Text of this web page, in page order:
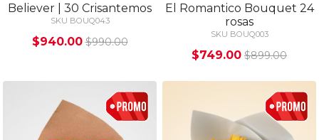
Believer | 30 Crisantemos
SKU BOUQ043
$940.00 $990.00
El Romantico Bouquet 24
rosas
SKU BOUQ003
$749.00 $899.00